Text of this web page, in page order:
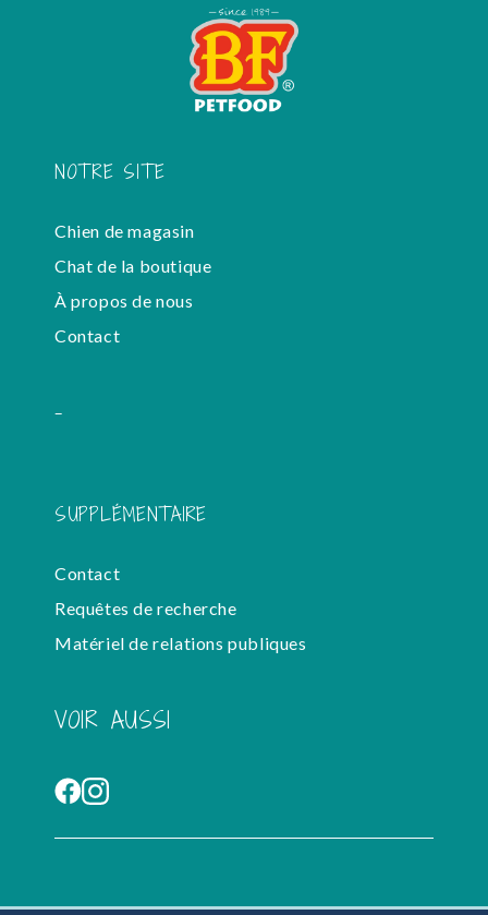
NOTRE SITE
Chien de magasin
Chat de la boutique
À propos de nous
Contact
-
SUPPLÉMENTAIRE
Contact
Requêtes de recherche
Matériel de relations publiques
VOIR AUSSI